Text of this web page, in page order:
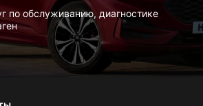
по обслуживанию, диагностике